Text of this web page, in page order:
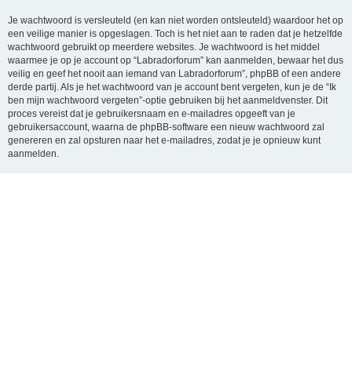
Je wachtwoord is versleuteld (en kan niet worden ontsleuteld) waardoor het op
een veilige manier is opgeslagen. Toch is het niet aan te raden dat je hetzelfde
wachtwoord gebruikt op meerdere websites. Je wachtwoord is het middel
waarmee je op je account op “Labradorforum” kan aanmelden, bewaar het dus
veilig en geef het nooit aan iemand van Labradorforum”, phpBB of een andere
derde partij. Als je het wachtwoord van je account bent vergeten, kun je de “Ik
ben mijn wachtwoord vergeten”-optie gebruiken bij het aanmeldvenster. Dit
proces vereist dat je gebruikersnaam en e-mailadres opgeeft van je
gebruikersaccount, waarna de phpBB-software een nieuw wachtwoord zal
genereren en zal opsturen naar het e-mailadres, zodat je je opnieuw kunt
aanmelden.